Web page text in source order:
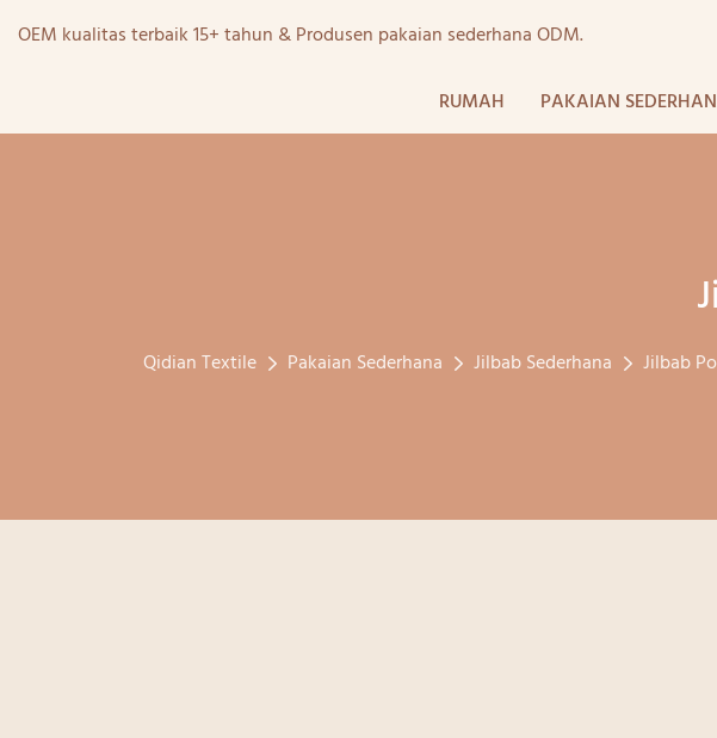
OEM kualitas terbaik 15+ tahun & Produsen pakaian sederhana ODM.
RUMAH PAKAIAN
Qidian Textile Pakaian Sederhana Jilbab Sederhana Jilbab